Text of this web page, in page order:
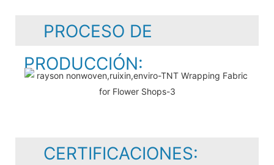
PROCESO DE
PRODUCCIÓN:
CERTIFICACIONES: